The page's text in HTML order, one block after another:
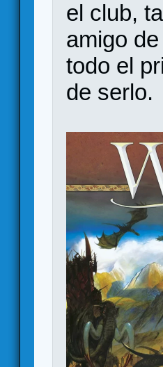
el club,
amigo
todo el
de serlo.